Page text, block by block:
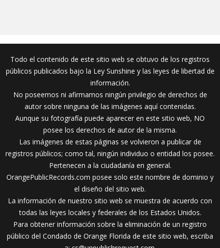
Todo el contenido de este sitio web se obtuvo de los registros
públicos publicados bajo la Ley Sunshine y las leyes de libertad de
información.
No poseemos ni afirmamos ningún privilegio de derechos de
autor sobre ninguna de las imágenes aquí contenidas.
Aunque su fotografía puede aparecer en este sitio web, NO
posee los derechos de autor de la misma.
Las imágenes de estas páginas se volvieron a publicar de
registros públicos; como tal, ningún individuo o entidad los posee.
Pertenecen a la ciudadanía en general.
OrangePublicRecords.com posee solo este nombre de dominio y
el diseño del sitio web.
La información de nuestro sitio web se muestra de acuerdo con
todas las leyes locales y federales de los Estados Unidos.
Para obtener información sobre la eliminación de un registro
público del Condado de Orange Florida de este sitio web, escriba